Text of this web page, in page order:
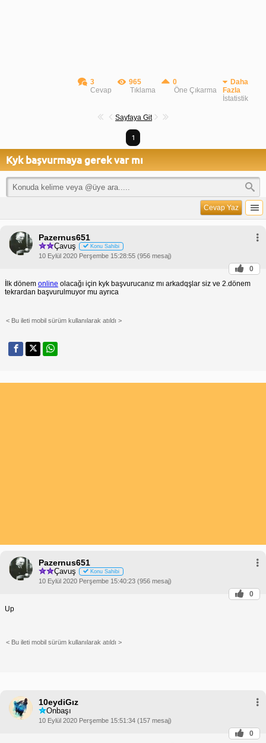
3
Cevap
965
Tıklama
0
Öne Çıkarma
Daha
Fazla
İstatistik
Sayfaya Git
1
Kyk başvurmaya gerek var mı
Cevap Yaz
Pazernus651
Çavuş Konu Sahibi
10 Eylül 2020 Perşembe 15:28:55 (956 mesaj)
0
İlk dönem online olacağı için kyk başvurucanız mı arkadqşlar siz ve 2.dönem
tekrardan başvurulmuyor mu ayrıca
< Bu ileti mobil sürüm kullanılarak atıldı >
Pazernus651
Çavuş Konu Sahibi
10 Eylül 2020 Perşembe 15:40:23 (956 mesaj)
0
Up
< Bu ileti mobil sürüm kullanılarak atıldı >
10eydiGız
Onbaşı
10 Eylül 2020 Perşembe 15:51:34 (157 mesaj)
0